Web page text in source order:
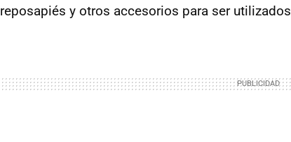
reposapiés y otros accesorios para ser